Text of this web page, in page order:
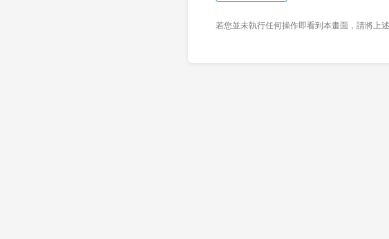
若您並未執行任何操作即看到本畫面，請將上